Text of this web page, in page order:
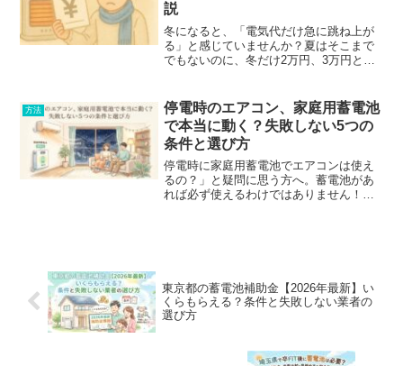
説
冬になると、「電気代だけ急に跳ね上が
る」と感じていませんか？夏はそこまで
でもないのに、冬だけ2万円、3万円と増
うに、「冬だけ高いのは普通？」と感じ
ている人は多いです。実...
方法
停電時のエアコン、家庭用蓄電池
で本当に動く？失敗しない5つの
条件と選び方
停電時に家庭用蓄電池でエアコンは使え
るの？」と疑問に思う方へ。蓄電池があ
れば必ず使えるわけではありません！
東京都の蓄電池補助金【2026年最新】い
くらもらえる？条件と失敗しない業者の
選び方